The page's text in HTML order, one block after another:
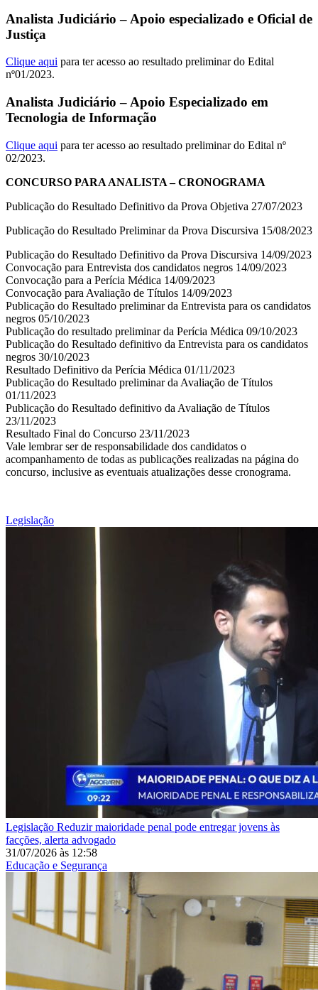
Analista Judiciário – Apoio especializado e Oficial de
Justiça
Clique aqui para ter acesso ao resultado preliminar do Edital
nº01/2023.
Analista Judiciário – Apoio Especializado em
Tecnologia de Informação
Clique aqui para ter acesso ao resultado preliminar do Edital nº
02/2023.
CONCURSO PARA ANALISTA – CRONOGRAMA
Publicação do Resultado Definitivo da Prova Objetiva 27/07/2023
Publicação do Resultado Preliminar da Prova Discursiva 15/08/2023
Publicação do Resultado Definitivo da Prova Discursiva 14/09/2023
Convocação para Entrevista dos candidatos negros 14/09/2023
Convocação para a Perícia Médica 14/09/2023
Convocação para Avaliação de Títulos 14/09/2023
Publicação do Resultado preliminar da Entrevista para os candidatos
negros 05/10/2023
Publicação do resultado preliminar da Perícia Médica 09/10/2023
Publicação do Resultado definitivo da Entrevista para os candidatos
negros 30/10/2023
Resultado Definitivo da Perícia Médica 01/11/2023
Publicação do Resultado preliminar da Avaliação de Títulos
01/11/2023
Publicação do Resultado definitivo da Avaliação de Títulos
23/11/2023
Resultado Final do Concurso 23/11/2023
Vale lembrar ser de responsabilidade dos candidatos o
acompanhamento de todas as publicações realizadas na página do
concurso, inclusive as eventuais atualizações desse cronograma.
Legislação
Legislação Reduzir maioridade penal pode entregar jovens às
facções, alerta advogado
31/07/2026 às 12:58
Educação e Segurança